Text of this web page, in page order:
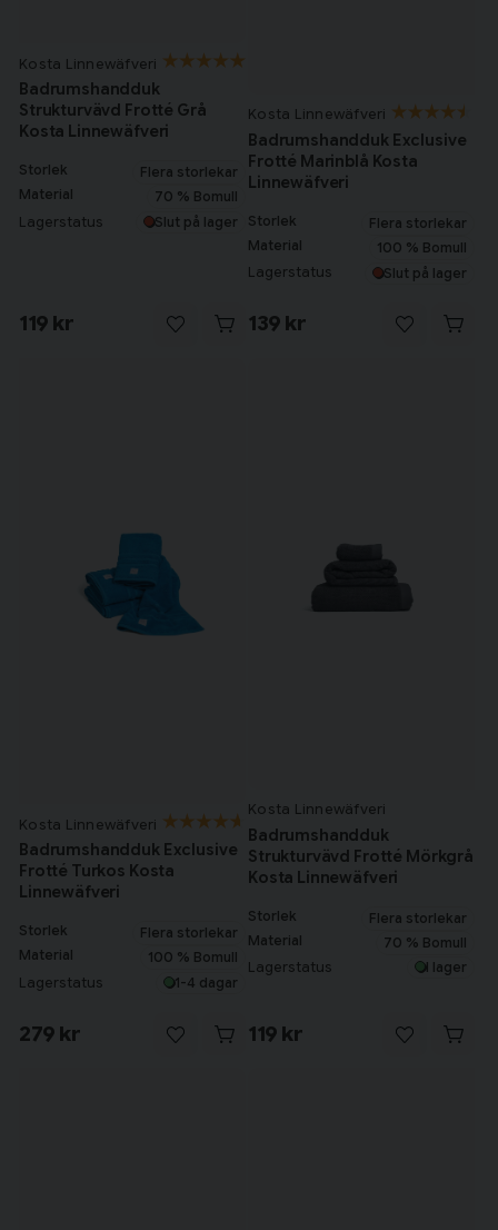
Kosta Linnewäfveri
Badrumshandduk
Strukturvävd Frotté Grå
Kosta Linnewäfveri
Storlek
Flera storlekar
Material
70 % Bomull
Lagerstatus Slut på lager
119 kr
Kosta Linnewäfveri
Badrumshandduk Exclusive
Frotté Marinblå Kosta
Linnewäfveri
Storlek
Flera storlekar
Material
100 % Bomull
Lagerstatus Slut på lager
139 kr
Kosta Linnewäfveri
Badrumshandduk Exclusive
Frotté Turkos Kosta
Linnewäfveri
Storlek
Flera storlekar
Material
100 % Bomull
Lagerstatus 1-4 dagar
279 kr
Kosta Linnewäfveri
Badrumshandduk
Strukturvävd Frotté Mörkgrå
Kosta Linnewäfveri
Storlek
Flera storlekar
Material
70 % Bomull
Lagerstatus I lager
119 kr